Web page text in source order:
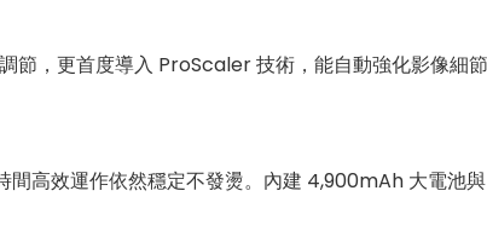
節，更首度導入 ProScaler 技術，能自動強化影像細
高效運作依然穩定不發燙。內建 4,900mAh 大電池